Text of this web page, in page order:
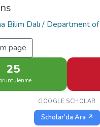
Bilim Dalı / Department
page
25
GOOGLE SCHOLAR
Scholar'da Ara ↗